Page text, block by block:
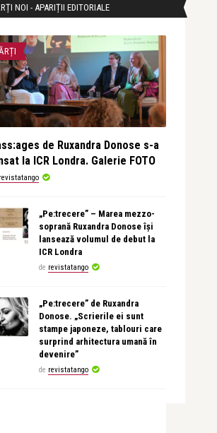
NOI - APARIȚII EDITORIALE
de Ruxandra Donose s-a
la ICR Londra. Galerie FOTO
revistatango
„Pe:trecere” – Marea mezzo-
soprană Ruxandra Donose își
lansează volumul de debut la
ICR Londra
de revistatango
„Pe:trecere” de Ruxandra
Donose. „Scrierile ei sunt
stampe japoneze, tablouri care
surprind arhitectura umană în
devenire”
de revistatango